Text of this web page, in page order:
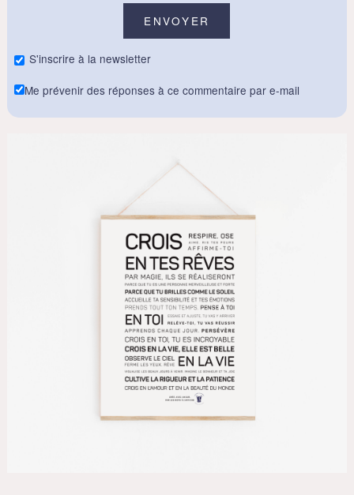
S'inscrire à la newsletter
Me prévenir des réponses à ce commentaire par e-mail